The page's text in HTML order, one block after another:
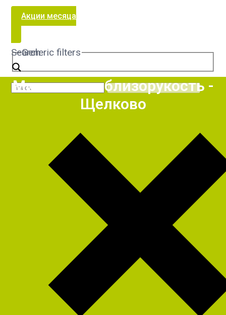
Акции месяца
Search
Generic filters
Миопия или близорукость -
Щелково